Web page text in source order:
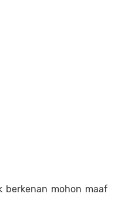
berkenan mohon maaf